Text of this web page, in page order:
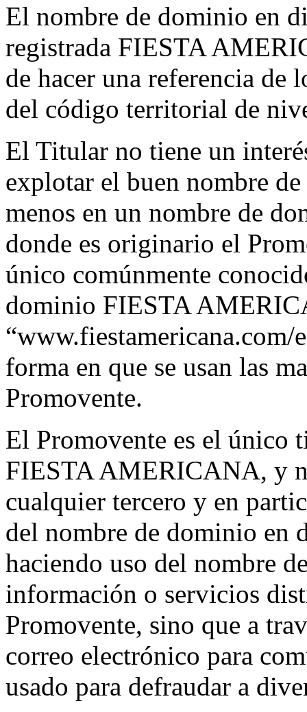
El nombre de dominio en
registrada FIESTA
de hacer una referencia de
del código territorial de
El Titular no tiene un
explotar el buen nombre
menos en un nombre de
donde es originario el
único comúnmente
dominio FIESTA
“www.fiestamericana.com/
forma en que se usan las
Promovente.
El Promovente es el único
FIESTA AMERICANA, y
cualquier tercero y en
del nombre de dominio en
haciendo uso del nombre
información o servicios
Promovente, sino que a
correo electrónico para
usado para defraudar a